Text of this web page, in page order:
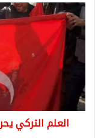
العلم
التركي
يحرق
في
لبنان
ترد
..
تعرف
العلم التركي